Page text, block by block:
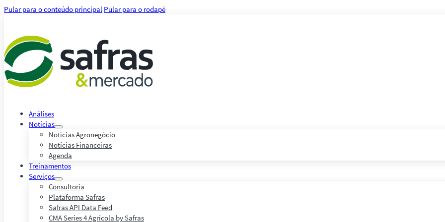
Pular para o conteúdo principal Pular para o rodapé
Análises
Notícias
Notícias Agronegócio
Notícias Financeiras
Agenda
Treinamentos
Serviços
Consultoria
Plataforma Safras
Safras API Data Feed
CMA Series 4 Agrícola by Safras